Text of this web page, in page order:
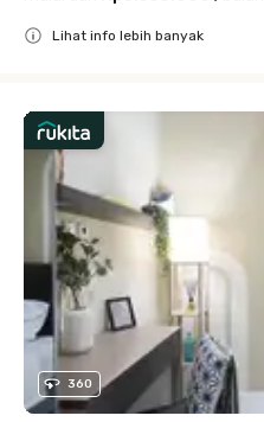
Lihat info lebih banyak
360